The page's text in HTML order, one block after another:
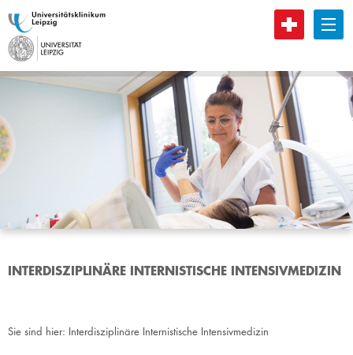
B
INTERDISZIPLINÄRE INTERNISTISCHE INTENSIVMEDIZIN
Sie sind hier: Interdisziplinäre Internistische Intensivmedizin